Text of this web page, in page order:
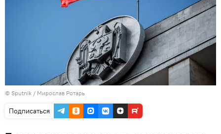
© Sputnik / Мирослав Ротарь
Подписаться